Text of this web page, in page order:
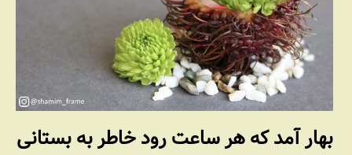
بهار آمد که هر ساعت رود خاطر به بستانی